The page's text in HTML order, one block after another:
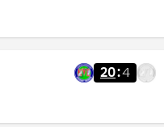
20:4